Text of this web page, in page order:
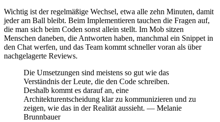
Wichtig ist der regelmäßige Wechsel, etwa alle zehn Minuten, damit
jeder am Ball bleibt. Beim Implementieren tauchen die Fragen auf,
die man sich beim Coden sonst allein stellt. Im Mob sitzen
Menschen daneben, die Antworten haben, manchmal ein Snippet in
den Chat werfen, und das Team kommt schneller voran als über
nachgelagerte Reviews.
Die Umsetzungen sind meistens so gut wie das
Verständnis der Leute, die den Code schreiben.
Deshalb kommt es darauf an, eine
Architekturentscheidung klar zu kommunizieren und zu
zeigen, wie das in der Realität aussieht. — Melanie
Brunnbauer